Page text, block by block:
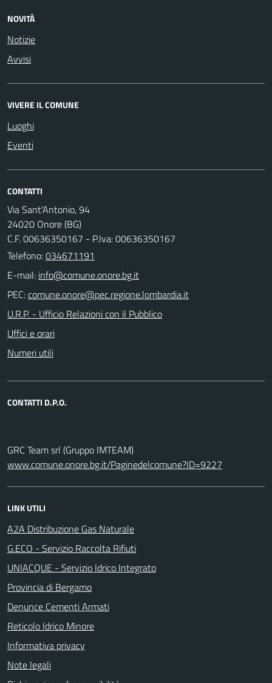
NOVITÀ
Notizie
Avvisi
VIVERE IL COMUNE
Luoghi
Eventi
CONTATTI
Via Sant'Antonio, 94
24020 Onore (BG)
C.F. 00636350167 - P.Iva: 00636350167
Telefono:034671191
E-mail:
PEC:
U.R.P. - Ufficio Relazioni con il Pubblico
Uffici e orari
Numeri utili
CONTATTI D.P.O.
GRC Team srl (Gruppo IMTEAM)
www.comune.onore.bg.it/Paginedelcomune?ID=9227
LINK UTILI
A2A Distribuzione Gas Naturale
G.ECO - Servizio Raccolta Rifiuti
UNIACQUE - Servizio Idrico Integrato
Provincia di Bergamo
Denunce Cementi Armati
Reticolo Idrico Minore
Informativa privacy
Note legali